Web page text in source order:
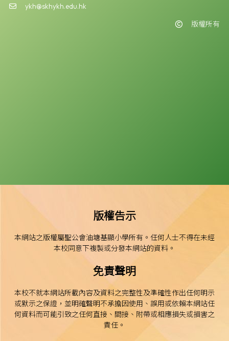
ykh@skhykh.edu.hk
版權所有
版權告示
本網站之版權屬聖公會油塘基顯小學所有。任何人士不得在未經
本校同意下複製或分發本網站的資料。
免責聲明
本校不就本網站所載內容及資料之完整性及準確性作出任何明示
或默示之保證，並明確聲明不承擔因使用、誤用或依賴本網站任
何資料而可能引致之任何直接、間接、附帶或相應損失或損害之
責任。